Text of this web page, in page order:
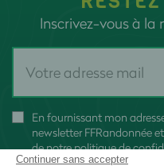
Inscrivez-vous à la
En fournissant mon
newsletter FFRandonnée
denotre politique de
Continuer sans accepter